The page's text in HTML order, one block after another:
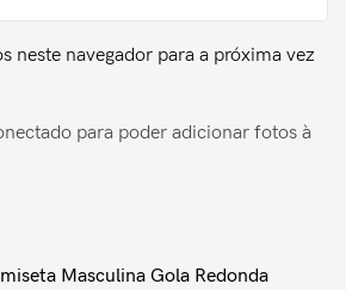
Masculina Gola Redonda
neste navegador para a próxima vez
para poder adicionar fotos à